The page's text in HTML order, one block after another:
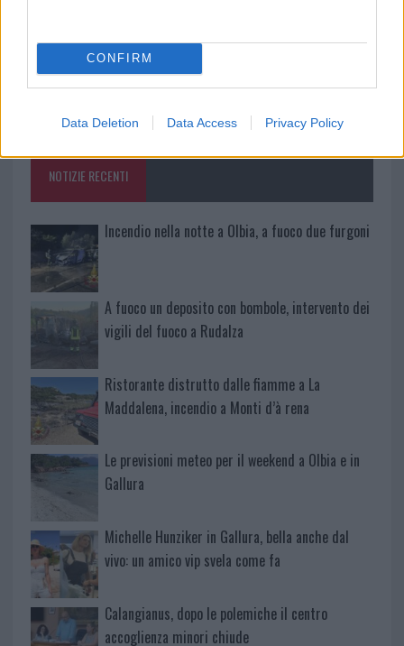
CONFIRM
Data Deletion Data Access Privacy Policy
a
ce
o
o
k
w
it
r
n
te
st
h
at
A
p
h
Articolo precedente
NOTIZIE RECENTI
Incendio nella notte a Olbia, a fuoco due furgoni
A fuoco un deposito con bombole, intervento dei
vigili del fuoco a Rudalza
Ristorante distrutto dalle fiamme a La
Maddalena, incendio a Monti d’à rena
Le previsioni meteo per il weekend a Olbia e in
Gallura
Michelle Hunziker in Gallura, bella anche dal
vivo: un amico vip svela come fa
Calangianus, dopo le polemiche il centro
accoglienza minori chiude